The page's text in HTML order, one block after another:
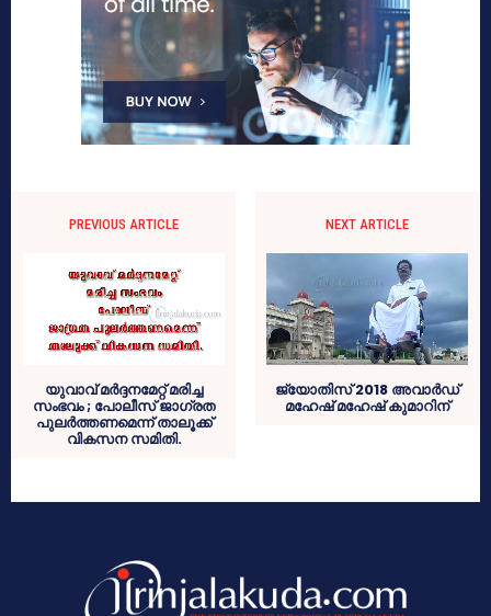
PREVIOUS ARTICLE
യുവാവ് മര്‍ദ്ദനമേറ്റ് മരിച്ച
സംഭവം ; പോലീസ് ജാഗ്രത
പുലര്‍ത്തണമെന്ന് താലൂക്ക്
വികസന സമിതി.
NEXT ARTICLE
ജ്യോതിസ് 2018 അവാര്‍ഡ്
മഹേഷ് മഹേഷ് കുമാറിന്